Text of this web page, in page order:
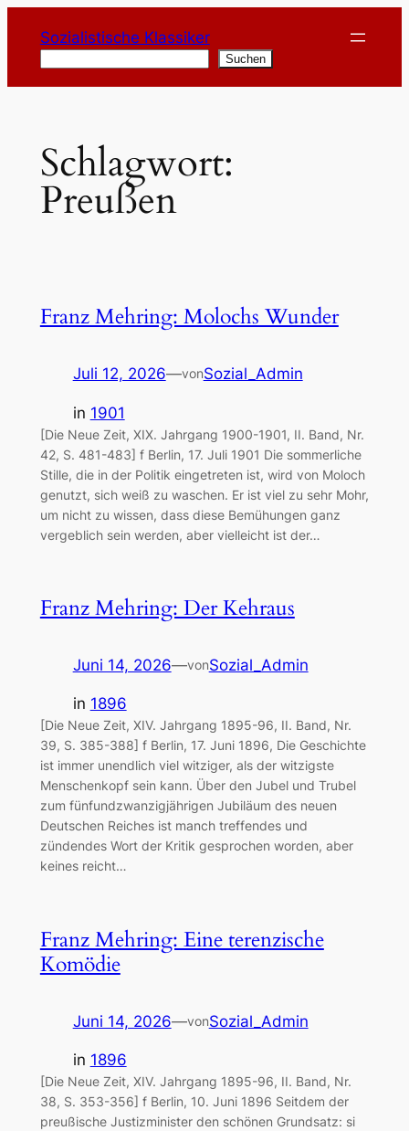
Inhalt
springen
Sozialistische Klassiker
Suchen
Schlagwort:
Preußen
Franz Mehring: Molochs Wunder
Juli 12, 2026—vonSozial_Admin
in 1901
[Die Neue Zeit, XIX. Jahrgang 1900-1901, II. Band, Nr.
42, S. 481-483] f Berlin, 17. Juli 1901 Die sommerliche
Stille, die in der Politik eingetreten ist, wird von Moloch
genutzt, sich weiß zu waschen. Er ist viel zu sehr Mohr,
um nicht zu wissen, dass diese Bemühungen ganz
vergeblich sein werden, aber vielleicht ist der…
Franz Mehring: Der Kehraus
Juni 14, 2026—vonSozial_Admin
in 1896
[Die Neue Zeit, XIV. Jahrgang 1895-96, II. Band, Nr.
39, S. 385-388] f Berlin, 17. Juni 1896, Die Geschichte
ist immer unendlich viel witziger, als der witzigste
Menschenkopf sein kann. Über den Jubel und Trubel
zum fünfundzwanzigjährigen Jubiläum des neuen
Deutschen Reiches ist manch treffendes und
zündendes Wort der Kritik gesprochen worden, aber
keines reicht…
Franz Mehring: Eine terenzische
Komödie
Juni 14, 2026—vonSozial_Admin
in 1896
[Die Neue Zeit, XIV. Jahrgang 1895-96, II. Band, Nr.
38, S. 353-356] f Berlin, 10. Juni 1896 Seitdem der
preußische Justizminister den schönen Grundsatz: si